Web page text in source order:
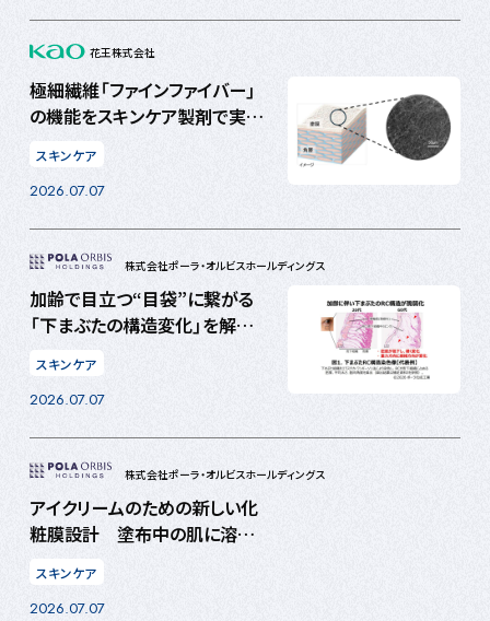
花王株式会社
極細繊維「ファインファイバー」
の機能をスキンケア製剤で実現
製剤を保持する均一で持続性の
高い塗膜を形成
スキンケア
2026.07.07
株式会社ポーラ・オルビスホールディングス
加齢で目立つ“目袋”に繋がる
「下まぶたの構造変化」を解
つ“イリシン”が皮膚支持構造に
も作用する可能性を発見
スキンケア
2026.07.07
株式会社ポーラ・オルビスホールディングス
アイクリームのための新しい化
粧膜設計 塗布中の肌に溶け
感の両立を実現
スキンケア
2026.07.07